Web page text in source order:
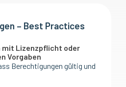
– Best Practices
mit Lizenzpflicht oder
Vorgaben
Berechtigungen gültig und